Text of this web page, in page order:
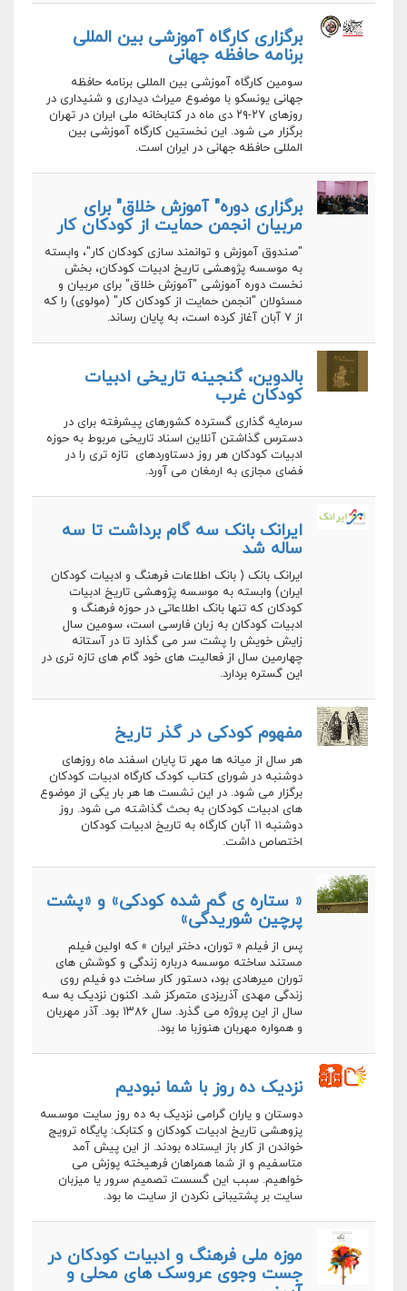
برگزاری کارگاه آموزشی بین المللی
برنامه حافظه جهانی
سومین كارگاه آموزشی بین المللی برنامه حافظه
جهانی یونسکو با موضوع میراث دیداری و شنیداری در
روزهای ۲۷-۲۹ دی ماه در کتابخانه ملی ایران در تهران
برگزار می شود. این نخستین کارگاه آموزشی بین
المللی حافظه جهانی در ایران است.
برگزاری دوره" آموزش خلاق" برای
مربیان انجمن حمایت از کودکان کار
"صندوق آموزش و توانمند سازی کودکان کار"، وابسته
به موسسه پژوهشی تاریخ ادبیات کودکان، بخش
نخست دوره آموزشی "آموزش خلاق" برای مربیان و
مسئولان "انجمن حمایت از کودکان کار" (مولوی) را که
از ۷ آبان آغاز کرده است، ‌به پایان رساند.
بالدوین، گنجینه تاریخی ادبیات
کودکان غرب
سرمایه گذاری گسترده کشورهای پیشرفته برای در
دسترس گذاشتن آنلاین اسناد تاریخی مربوط به حوزه
ادبیات کودکان هر روز دستاوردهای تازه تری را در
فضای مجازی به ارمغان می آورد.
ایرانک بانک سه گام برداشت تا سه
ساله شد
ایرانک بانک ( بانک اطلاعات فرهنگ و ادبیات کودکان
ایران) وابسته به موسسه پژوهشی تاریخ ادبیات
کودکان که تنها بانک اطلاعاتی در حوزه فرهنگ و
ادبیات کودکان به زبان فارسی است، سومین سال
زایش خویش را پشت سر می گذارد تا در آستانه
چهارمین سال از فعالیت های خود گام های تازه تری در
این گستره بردارد.
مفهوم کودکی در گذر تاریخ
هر سال از میانه ها مهر تا پایان اسفند ماه روزهای
دوشنبه در شورای کتاب کودک کارگاه ادبیات کودکان
برگزار می شود. در این نشست ها هر بار یکی از موضوع
های ادبیات کودکان به بحث گذاشته می شود. روز
دوشنبه ۱۱ آبان کارگاه به تاریخ ادبیات کودکان
اختصاص داشت.
« ستاره ی گم شده کودکی»‌ و «‌پشت
پرچین شوریدگی»
پس از فیلم « توران، دختر ایران » که اولین فیلم
مستند ساخته موسسه درباره زندگی و کوشش های
توران میرهادی بود، دستور کار ساخت دو فیلم روی
زندگی مهدی آذریزدی متمرکز شد. اکنون نزدیک به سه
سال از این پروژه می گذرد. سال ۱۳۸۶ بود. آذر مهربان
و همواره مهربان هنوزبا ما بود.
نزدیک ده روز با شما نبودیم
دوستان و یاران گرامی نزدیک به ده روز سایت موسسه
پزوهشی تاریخ ادبیات کودکان و کتابک: پایگاه ترویج
خواندن از کار باز ایستاده بودند. از این پیش آمد
متاسفیم و از شما همراهان فرهیخته پوزش می
خواهیم. سبب این گسست تصمیم سرور یا میزبان
سایت بر پشتیبانی نکردن از سایت ما بود.
موزه ملی فرهنگ و ادبیات کودکان در
جست وجوی عروسک های محلی و